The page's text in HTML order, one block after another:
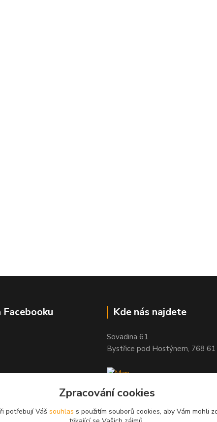
Facebooku Kde nás najdete
Sovadina 61
Bystřice pod Hostýnem, 768 61
Zpracování cookies
potřebují Váš souhlas s použitím souborů cookies, aby Vám mohli